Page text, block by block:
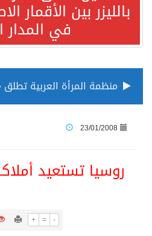
بالليزر بين الأقمار
في المدار
23/01/2008
روسيا تستعيد
+ = -